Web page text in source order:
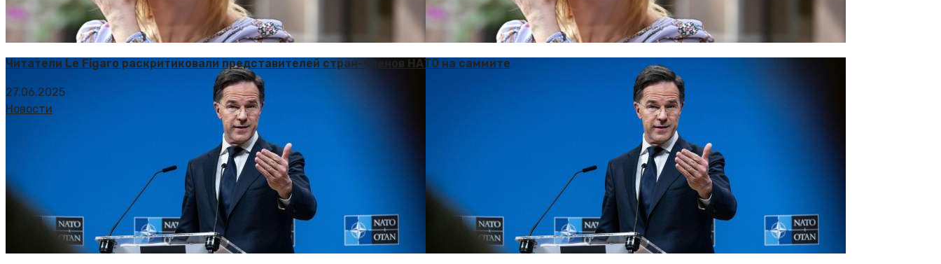
Читатели Le Figaro раскритиковали представителей стран-членов НАТО на саммите
27.06.2025
Новости